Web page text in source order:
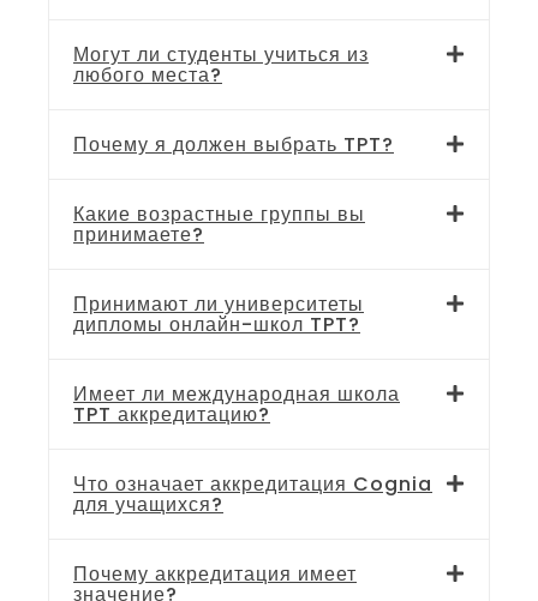
Могут ли студенты учиться из
любого места?
Почему я должен выбрать TPT?
Какие возрастные группы вы
принимаете?
Принимают ли университеты
дипломы онлайн-школ TPT?
Имеет ли международная школа
TPT аккредитацию?
Что означает аккредитация Cognia
для учащихся?
Почему аккредитация имеет
значение?